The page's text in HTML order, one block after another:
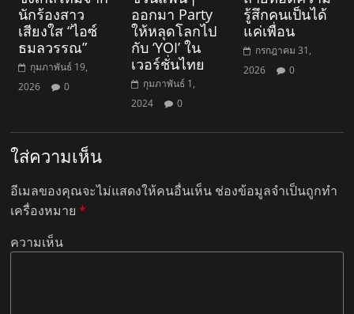
นักร้องสาว
เสียงใส “ไอซ์
ธมลวรรณ”
กุมภาพันธ์ 19,
2026
0
ออกมา Party
ให้หลุดโลกไป
กับ ‘YOI’ ใน
เวอร์ชั่นไทย
กุมภาพันธ์ 1,
2024
0
รู้สึกคนเป็นได้
แค่เพื่อน
กรกฎาคม 31,
2026
0
ใส่ความเห็น
อีเมลของคุณจะไม่แสดงให้คนอื่นเห็น ช่องข้อมูลจำเป็นถูกทำ
เครื่องหมาย*
ความเห็น